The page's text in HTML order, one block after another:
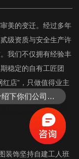
美的变迁。经过多年
级资质与安全生产许
我们不仅拥有经验丰
稳定的自有工匠团
店”，只做值得业主
装饰坚持自建工人班
可以介绍下你们公司吗？
是怎么收费的呢